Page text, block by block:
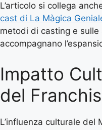
L’articolo si collega
cast di La Màgica
metodi di casting e
accompagnano
Impatto
del
L’influenza culturale del